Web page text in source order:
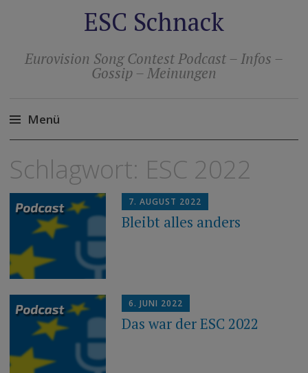
ESC Schnack
Eurovision Song Contest Podcast – Infos –
Gossip – Meinungen
Menü
Inhalt
Schlagwort: ESC 2022
7. AUGUST 2022
Bleibt alles anders
6. JUNI 2022
Das war der ESC 2022